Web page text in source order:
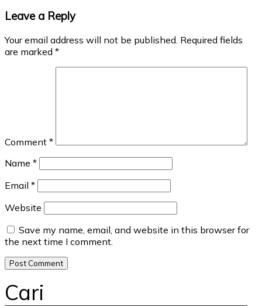
Leave a Reply
Your email address will not be published. Required fields
are marked *
Comment *
Name *
Email *
Website
Save my name, email, and website in this browser for
the next time I comment.
Cari